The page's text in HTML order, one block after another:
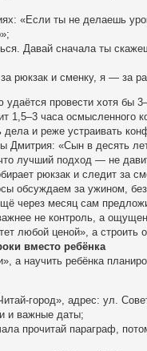
«Если ты не делаешь
Давай сначала ты
рюкзак и сменку, я — за
провести хотя бы
1,5–3 часа осмысленного
дела и реже устраивать
Дмитрия: «Сын в десять
лучший подход — не
рюкзак и следит за
обсуждаем за ужином,
через месяц сам
не контроль, а
любой ценой», а
вместо ребёнка
а научить ребёнка
адрес: ул.
и важные даты;
прочитай параграф,